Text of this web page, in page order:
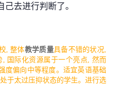
去进行判断了。
, 整体教学质量具备不错的状况,
国际化资源属于一个亮点, 然而
度偏向中等程度。适宜英语基础
于太过压抑状态的学生。进行选